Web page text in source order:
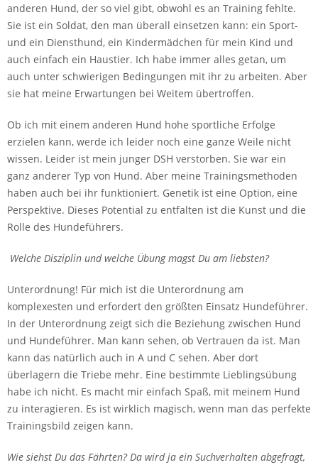
anderen Hund, der so viel gibt, obwohl es an Training fehlte.
Sie ist ein Soldat, den man überall einsetzen kann: ein Sport-
und ein Diensthund, ein Kindermädchen für mein Kind und
auch einfach ein Haustier. Ich habe immer alles getan, um
auch unter schwierigen Bedingungen mit ihr zu arbeiten. Aber
sie hat meine Erwartungen bei Weitem übertroffen.
Ob ich mit einem anderen Hund hohe sportliche Erfolge
erzielen kann, werde ich leider noch eine ganze Weile nicht
wissen. Leider ist mein junger DSH verstorben. Sie war ein
ganz anderer Typ von Hund. Aber meine Trainingsmethoden
haben auch bei ihr funktioniert. Genetik ist eine Option, eine
Perspektive. Dieses Potential zu entfalten ist die Kunst und die
Rolle des Hundeführers.
Welche Disziplin und welche Übung magst Du am liebsten?
Unterordnung! Für mich ist die Unterordnung am
komplexesten und erfordert den größten Einsatz Hundeführer.
In der Unterordnung zeigt sich die Beziehung zwischen Hund
und Hundeführer. Man kann sehen, ob Vertrauen da ist. Man
kann das natürlich auch in A und C sehen. Aber dort
überlagern die Triebe mehr. Eine bestimmte Lieblingsübung
habe ich nicht. Es macht mir einfach Spaß, mit meinem Hund
zu interagieren. Es ist wirklich magisch, wenn man das perfekte
Trainingsbild zeigen kann.
Wie siehst Du das Fährten? Da wird ja ein Suchverhalten abgefragt,